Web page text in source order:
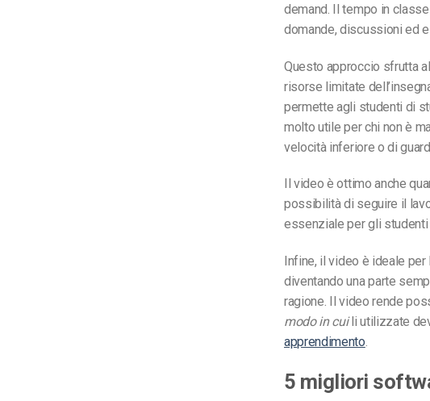
demand. Il tempo in
domande, discussioni ed
Questo approccio sfrutta
risorse limitate
permette agli studenti di
molto utile per chi non è
velocità inferiore o di
Il video è ottimo anche
possibilità di seguire il
essenziale per gli studenti
Infine, il video è ideale per
diventando una parte
ragione. Il video rende
modo in cuili utilizzate
apprendimento.
5 migliori